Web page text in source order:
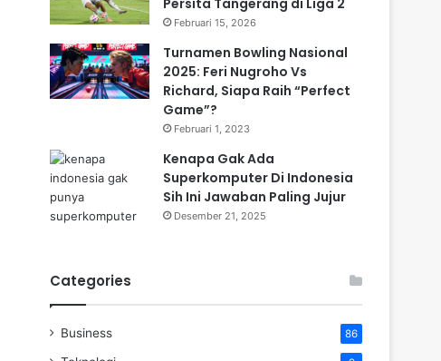
Februari 15, 2026
Turnamen Bowling Nasional
2025: Feri Nugroho Vs
Richard, Siapa Raih “Perfect
Game”?
Februari 1, 2023
Kenapa Gak Ada
Superkomputer Di Indonesia
Sih Ini Jawaban Paling Jujur
Desember 21, 2025
Categories
Business 86